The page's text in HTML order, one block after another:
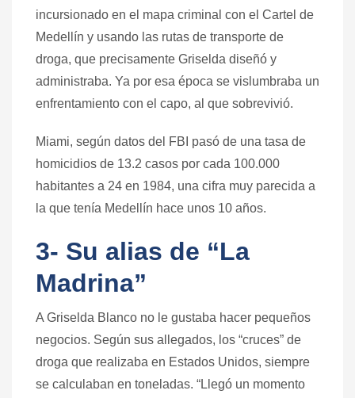
incursionado en el mapa criminal con el Cartel de
Medellín y usando las rutas de transporte de
droga, que precisamente Griselda diseñó y
administraba. Ya por esa época se vislumbraba un
enfrentamiento con el capo, al que sobrevivió.
Miami, según datos del FBI pasó de una tasa de
homicidios de 13.2 casos por cada 100.000
habitantes a 24 en 1984, una cifra muy parecida a
la que tenía Medellín hace unos 10 años.
3- Su alias de “La
Madrina”
A Griselda Blanco no le gustaba hacer pequeños
negocios. Según sus allegados, los “cruces” de
droga que realizaba en Estados Unidos, siempre
se calculaban en toneladas. “Llegó un momento